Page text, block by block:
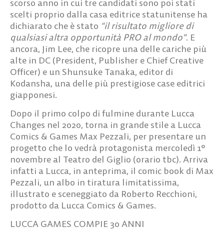
scorso anno in cui tre candidati sono poi stati
scelti proprio dalla casa editrice statunitense ha
dichiarato che è stato “il risultato migliore di
qualsiasi altra opportunità PRO al mondo”. E
ancora, Jim Lee, che ricopre una delle cariche più
alte in DC (President, Publisher e Chief Creative
Officer) e un Shunsuke Tanaka, editor di
Kodansha, una delle più prestigiose case editrici
giapponesi.
Dopo il primo colpo di fulmine durante Lucca
Changes nel 2020, torna in grande stile a Lucca
Comics & Games Max Pezzali, per presentare un
progetto che lo vedrà protagonista mercoledì 1°
novembre al Teatro del Giglio (orario tbc). Arriva
infatti a Lucca, in anteprima, il comic book di Max
Pezzali, un albo in tiratura limitatissima,
illustrato e sceneggiato da Roberto Recchioni,
prodotto da Lucca Comics & Games.
LUCCA GAMES COMPIE 30 ANNI